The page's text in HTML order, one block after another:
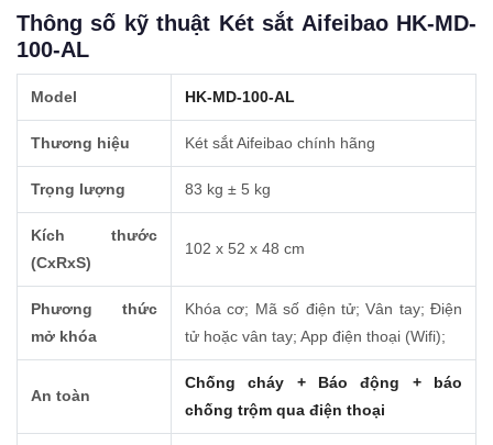
Thông số kỹ thuật Két sắt Aifeibao HK-MD-
100-AL
Model HK-MD-100-AL
Thương hiệu Két sắt Aifeibao chính hãng
Trọng lượng 83 kg ± 5 kg
Kích thước
(CxRxS)
102 x 52 x 48 cm
Phương thức
mở khóa
Khóa cơ; Mã số điện tử; Vân tay; Điện
tử hoặc vân tay; App điện thoại (Wifi);
An toàn
Chống cháy + Báo động + báo
chống trộm qua điện thoại